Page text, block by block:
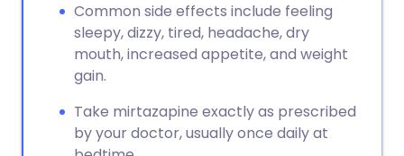
Common side effects include feeling
sleepy, dizzy, tired, headache, dry
mouth, increased appetite, and weight
gain.
Take mirtazapine exactly as prescribed
by your doctor, usually once daily at